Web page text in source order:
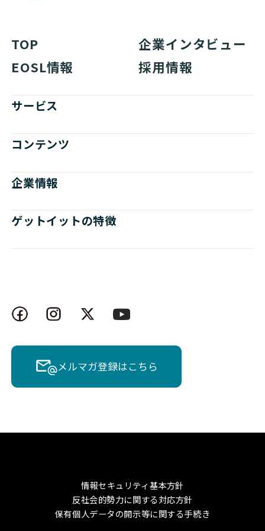
TOP
企業インタビュー
EOSL情報
採用情報
サービス
コンテンツ
企業情報
ゲットイットの特徴
メルマガ登録はこちら
情報セキュリティ基本方針
反社会的勢力に関する対応方針
保有個人データの開示等に関する手続き